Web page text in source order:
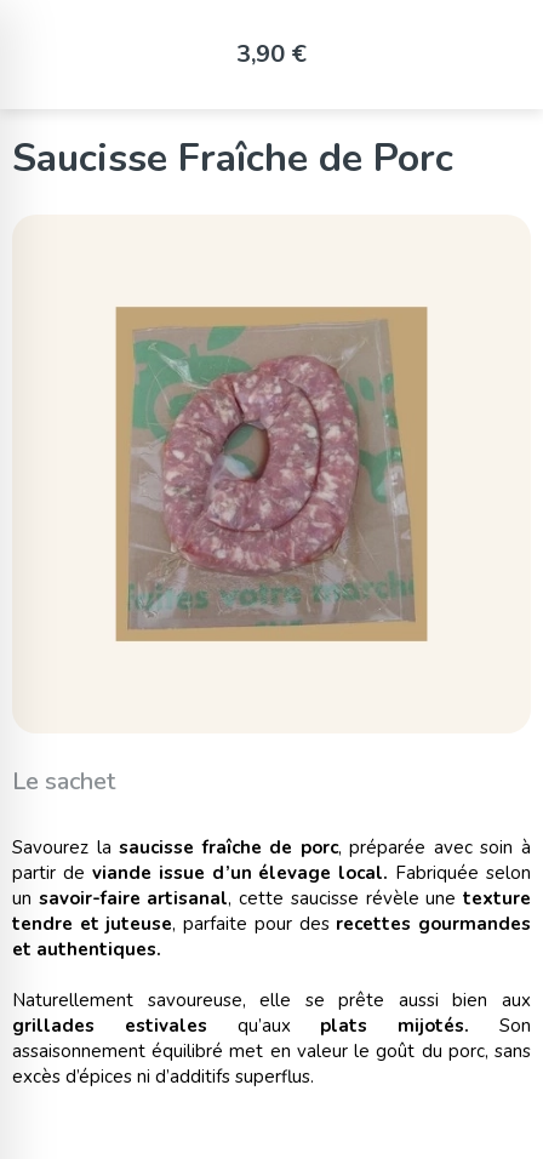
Saucisse Fraîche de Porc
Le sachet
3,90 €
Savourez lasaucisse fraîche de porc, préparée avec soin à
partir de viande issue d’un élevage local. Fabriquée selon
un savoir-faire artisanal, cette saucisse révèle unetexture
tendre et juteuse, parfaite pour des recettes gourmandes
et authentiques.
Naturellement savoureuse, elle se prête aussi bien aux
grillades estivales qu’aux plats mijotés. Son
assaisonnement équilibré met en valeur le goût du porc, sans
excès d’épices ni d’additifs superflus.